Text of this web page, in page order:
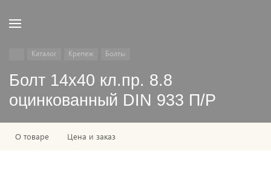
Каталог Крепеж Болты
Болт 14х40 кл.пр. 8.8
оцинкованный DIN 933 П/Р
О товаре Цена и заказ